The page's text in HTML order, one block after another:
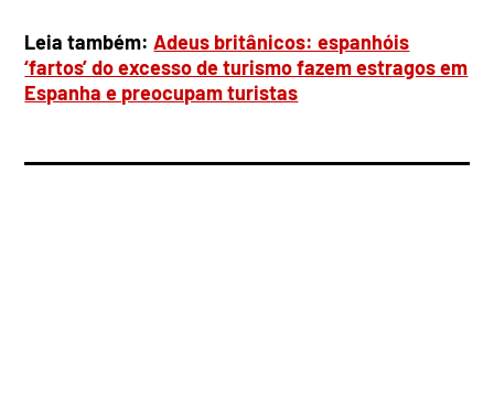
Leia também:Adeus britânicos: espanhóis
‘fartos’ do excesso de turismo fazem estragos em
Espanha e preocupam turistas